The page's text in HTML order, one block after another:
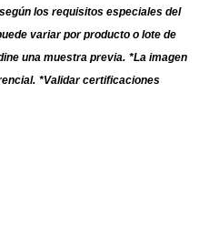
los requisitos especiales del
variar por producto o lote de
una muestra previa. *La imagen
*Validar certificaciones